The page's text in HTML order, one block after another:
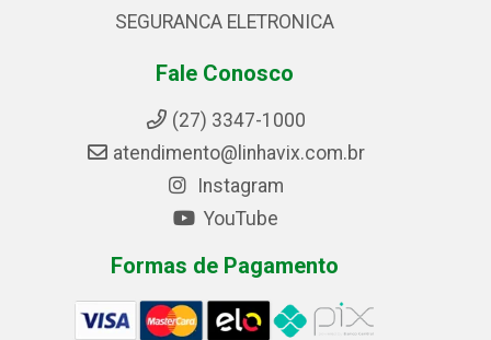
SEGURANCA ELETRONICA
Fale Conosco
(27) 3347-1000
atendimento@linhavix.com.br
Instagram
YouTube
Formas de Pagamento